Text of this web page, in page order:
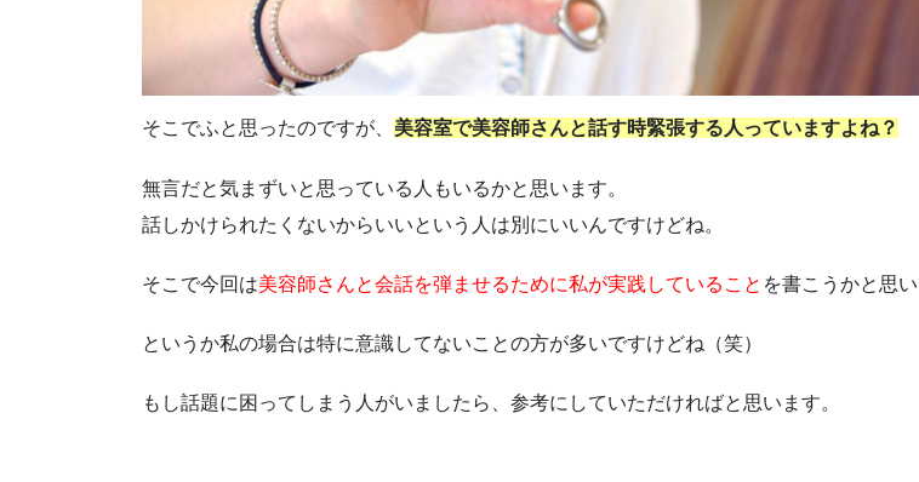
そこでふと思ったのですが、 美容室で美容師さんと話す時緊張する人っていますよね？
無言だと気まずいと思っている人もいるかと思います。
話しかけられたくないからいいという人は別にいいんですけどね。
そこで今回は美容師さんと会話を弾ませるために私が実践していること を書こうかと思い
というか私の場合は特に意識してないことの方が多いですけどね（笑）
もし話題に困ってしまう人がいましたら、参考にしていただければと思います。